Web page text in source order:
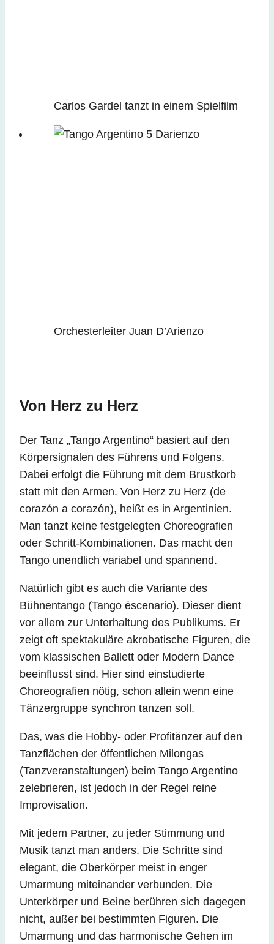
Carlos Gardel tanzt in einem Spielfilm
Orchesterleiter Juan D’Arienzo
Von Herz zu Herz
Der Tanz „Tango Argentino“ basiert auf den
Körpersignalen des Führens und Folgens.
Dabei erfolgt die Führung mit dem Brustkorb
statt mit den Armen. Von Herz zu Herz (de
corazón a corazón), heißt es in Argentinien.
Man tanzt keine festgelegten Choreografien
oder Schritt-Kombinationen. Das macht den
Tango unendlich variabel und spannend.
Natürlich gibt es auch die Variante des
Bühnentango (Tango éscenario). Dieser dient
vor allem zur Unterhaltung des Publikums. Er
zeigt oft spektakuläre akrobatische Figuren, die
vom klassischen Ballett oder Modern Dance
beeinflusst sind. Hier sind einstudierte
Choreografien nötig, schon allein wenn eine
Tänzergruppe synchron tanzen soll.
Das, was die Hobby- oder Profitänzer auf den
Tanzflächen der öffentlichen Milongas
(Tanzveranstaltungen) beim Tango Argentino
zelebrieren, ist jedoch in der Regel reine
Improvisation.
Mit jedem Partner, zu jeder Stimmung und
Musik tanzt man anders. Die Schritte sind
elegant, die Oberkörper meist in enger
Umarmung miteinander verbunden. Die
Unterkörper und Beine berühren sich dagegen
nicht, außer bei bestimmten Figuren. Die
Umarmung und das harmonische Gehen im